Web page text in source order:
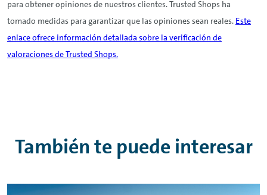
para obtener opiniones de nuestros clientes. Trusted Shops ha
tomado medidas para garantizar que las opiniones sean reales. Este
enlace ofrece información detallada sobre la verificación de
valoraciones de Trusted Shops.
También te puede interesar